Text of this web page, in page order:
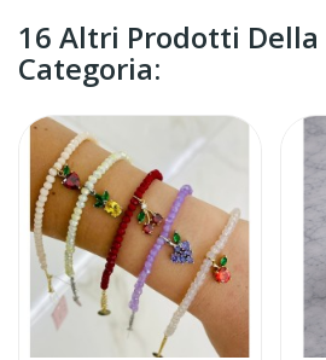
16 Altri Prodotti Della
Categoria: